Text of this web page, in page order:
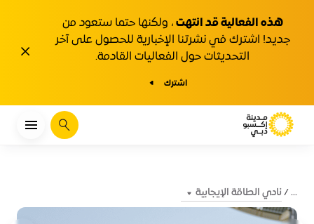
هذه الفعالية قد انتهت ، ولكنها حتما ستعود من
جديد! اشترك في نشرتنا الإخبارية للحصول على آخر
التحديثات حول الفعاليات القادمة.
اشترك
يبحث
... نادي الطاقة الإيجابية